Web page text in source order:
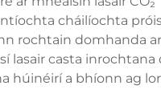
cháilíochta
rochtain domhanda
lasair casta inrochtana
húinéirí a bhíonn ag